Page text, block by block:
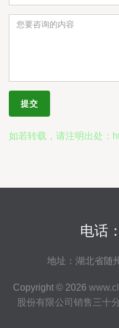
如若转载，请注明出处：
电话
地址：湖北省随
Copyright © 2026
股份有限公司销售三十